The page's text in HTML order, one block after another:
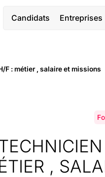
Candidats Entreprises
F : métier , salaire et missions
,